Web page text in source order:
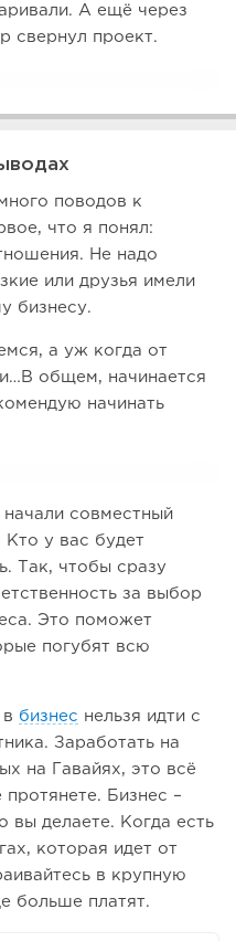
А ещё через
свернул проект.
поводов к
что я понял:
Не надо
или друзья имели
бизнесу.
а уж когда от
общем, начинается
начинать
совместный
Кто у вас будет
Так, чтобы сразу
за выбор
Это поможет
погубят всю
в бизнес нельзя идти с
Заработать на
на Гавайях, это всё
Бизнес –
вы делаете. Когда есть
которая идет от
в крупную
больше платят.